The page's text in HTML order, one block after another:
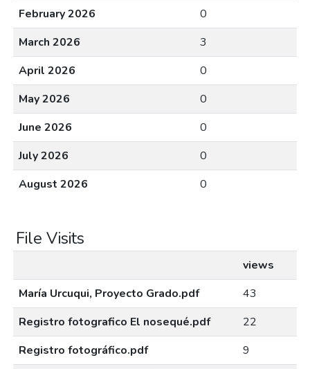
February 2026
0
March 2026
3
April 2026
0
May 2026
0
June 2026
0
July 2026
0
August 2026
0
File Visits
views
María Urcuqui, Proyecto Grado.pdf
43
Registro fotografico El nosequé.pdf
22
Registro fotográfico.pdf
9